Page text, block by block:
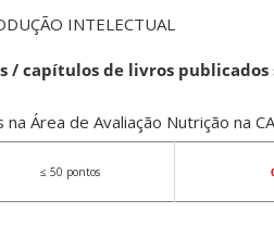
INTELECTUAL
/ capítulos de livros publicados
Área de Avaliação Nutrição na
≤ 50 pontos